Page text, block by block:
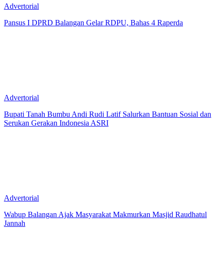
Advertorial
Pansus I DPRD Balangan Gelar RDPU, Bahas 4 Raperda
Advertorial
Bupati Tanah Bumbu Andi Rudi Latif Salurkan Bantuan Sosial dan
Serukan Gerakan Indonesia ASRI
Advertorial
Wabup Balangan Ajak Masyarakat Makmurkan Masjid Raudhatul
Jannah